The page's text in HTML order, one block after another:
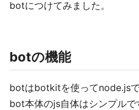
botにつけてみました。
botの機能
botはbotkitを使ってnode.jsで
bot本体のjs自体はシンプル